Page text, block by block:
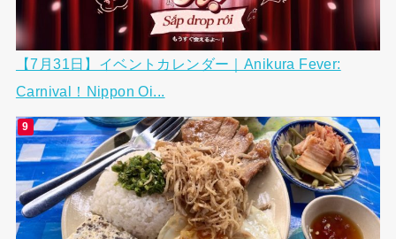
【7月31日】イベントカレンダー｜Anikura Fever:
Carnival！Nippon Oi...